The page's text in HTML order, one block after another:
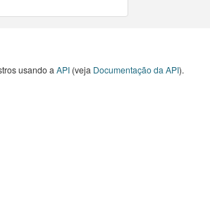
usando a API (veja Documentação da API).